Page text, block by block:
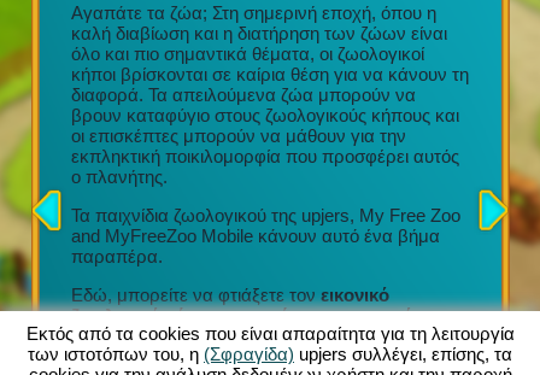
tablet
την
(iOS
Αγαπάτε τα ζώα; Στη σημερινή εποχή, όπου η
καλή διαβίωση και η διατήρηση των ζώων είναι
όλο και πιο σημαντικά θέματα, οι ζωολογικοί
κήποι βρίσκονται σε καίρια θέση για να κάνουν τη
διαφορά. Τα απειλούμενα ζώα μπορούν να
βρουν καταφύγιο στους ζωολογικούς κήπους και
οι επισκέπτες μπορούν να μάθουν για την
εκπληκτική ποικιλομορφία που προσφέρει αυτός
ο πλανήτης.
Τα παιχνίδια ζωολογικού της upjers, My Free Zoo
and MyFreeZoo Mobile κάνουν αυτό ένα βήμα
παραπέρα.
Εδώ, μπορείτε να φτιάξετε τον εικονικό
ζωολογικό κήπο των ονείρων σας με πάνω
από 300 διαφορετικά εξωτικά ζώα. Μια μεγάλη
ποικιλία περιφράξεων, διακοσμήσεων και άλλων
Τόνοι
Κάθε
Εκτός από τα cookies που είναι απαραίτητα για τη λειτουργία
των ιστοτόπων του, η (Σφραγίδα) upjers συλλέγει, επίσης, τα